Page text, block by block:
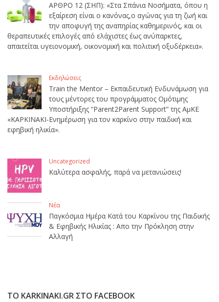
ΑΡΘΡΟ 12 (ΣΗΠ): «Στα Σπάνια Νοσήματα, όπου η
εξαίρεση είναι ο κανόνας,ο αγώνας για τη ζωή και
την αποφυγή της αναπηρίας καθημερινός, και οι
θεραπευτικές επιλογές από ελάχιστες έως ανύπαρκτες,
απαιτείται υγειονομική, οικονομική και πολιτική οξυδέρκεια».
Εκδηλώσεις
Train the Mentor – Εκπαιδευτική Ενδυνάμωση για
τους μέντορες του προγράμματος Ομότιμης
Υποστήριξης “Parent2Parent Support” της ΑμΚΕ
«ΚΑΡΚΙΝΑΚΙ-Ενημέρωση για τον καρκίνο στην παιδική και
εφηβική ηλικία».
Uncategorized
Καλύτερα ασφαλής, παρά να μετανιώσεις!
Νέα
Παγκόσμια Ημέρα Κατά του Καρκίνου της Παιδικής
& Εφηβικής Ηλικίας : Απο την Πρόκληση στην
Αλλαγή
ΤΟ KARKINAKI.GR ΣΤΟ FACEBOOK